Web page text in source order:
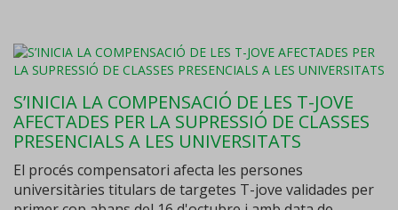
S’INICIA LA COMPENSACIÓ DE LES T-JOVE
AFECTADES PER LA SUPRESSIÓ DE CLASSES
PRESENCIALS A LES UNIVERSITATS
El procés compensatori afecta les persones
universitàries titulars de targetes T-jove validades per